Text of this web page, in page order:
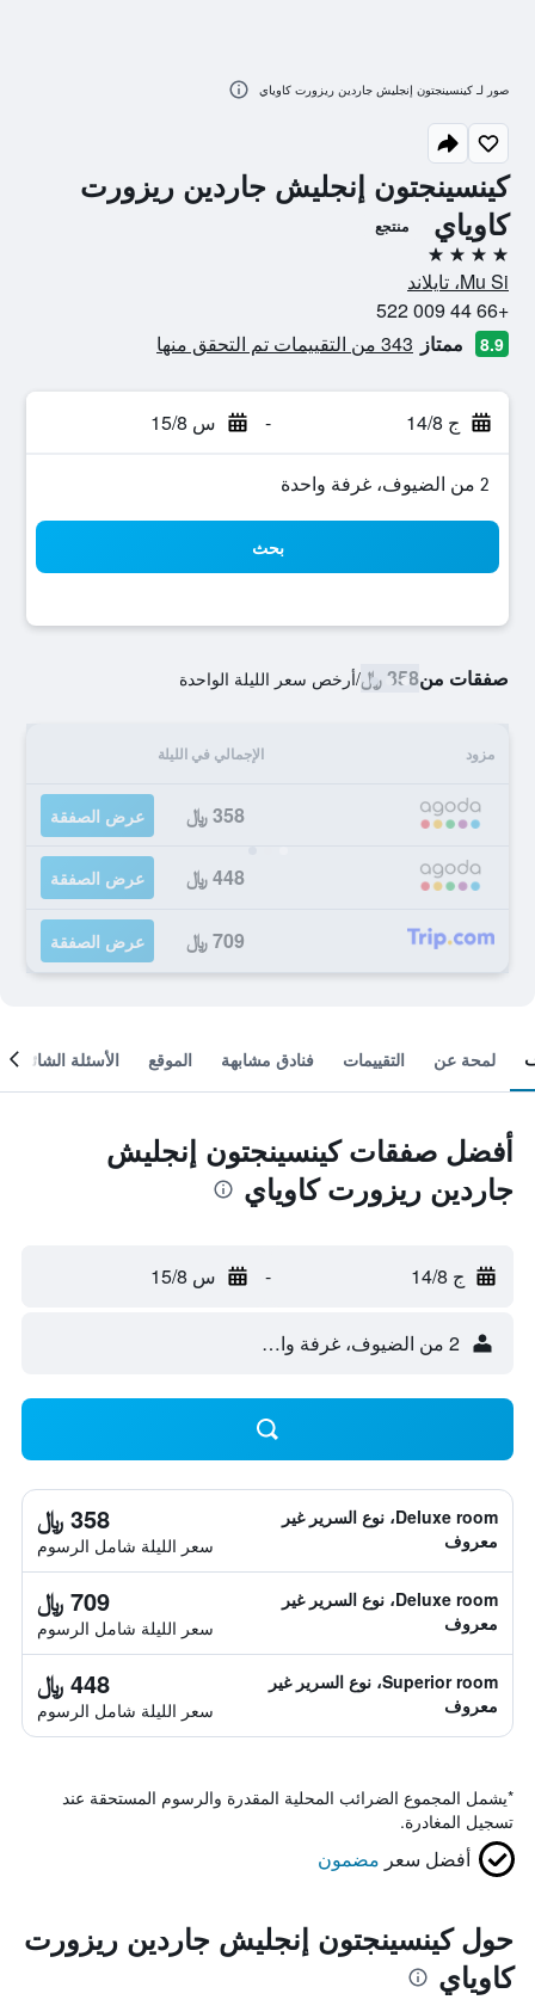
كينسينجتون إنجليش جاردين ريزورت
كاوياي
منتجع
4 نجوم
Mu Si، تايلاند
+66 44 009 522
8.9 ممتاز 343 من التقييمات تم التحقق منها
ج 14/8 - س 15/8
2 من الضيوف، غرفة واحدة
بحث
صفقات من358 ﷼ /أرخص سعر الليلة الواحدة
مزود الإجمالي في الليلة
358 ﷼ عرض الصفقة
448 ﷼ عرض الصفقة
709 ﷼ عرض الصفقة
صور لـ كينسينجتون إنجليش جاردين ريزورت كاوياي
لمحة عن التقييمات فنادق مشابهة الموقع الأسئلة الشائعة
أفضل صفقات كينسينجتون إنجليش
جاردين ريزورت كاوياي
ج 14/8 - س 15/8
2 من الضيوف، غرفة واحدة
Deluxe room، نوع السرير غير
معروف
358 ﷼
سعر الليلة شامل الرسوم
Deluxe room، نوع السرير غير
معروف
709 ﷼
سعر الليلة شامل الرسوم
Superior room، نوع السرير غير
معروف
448 ﷼
سعر الليلة شامل الرسوم
*يشمل المجموع الضرائب المحلية المقدرة والرسوم المستحقة عند
تسجيل المغادرة.
أفضل سعر مضمون
حول كينسينجتون إنجليش جاردين ريزورت
كاوياي